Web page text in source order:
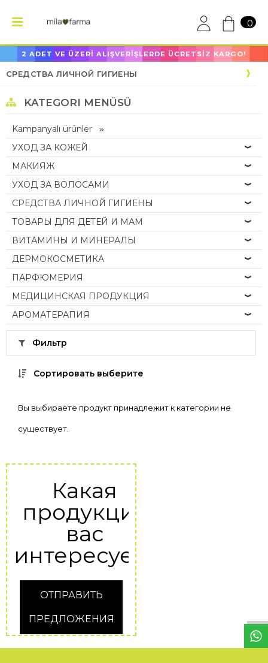
0
2 ADET VE ÜZERİ ALIŞVERİŞLERDE ÜCRETSİZ KARGO!
СРЕДСТВА ЛИЧНОЙ ГИГИЕНЫ
KATEGORI MENÜSÜ
Kampanyalı ürünler
УХОД ЗА КОЖЕЙ
МАКИЯЖ
УХОД ЗА ВОЛОСАМИ
СРЕДСТВА ЛИЧНОЙ ГИГИЕНЫ
ТОВАРЫ ДЛЯ ДЕТЕЙ И МАМ
ВИТАМИНЫ И МИНЕРАЛЫ
ДЕРМОКОСМЕТИКА
ПАРФЮМЕРИЯ
МЕДИЦИНСКАЯ ПРОДУКЦИЯ
АРОМАТЕРАПИЯ
Фильтр
Сортировать выберите
Вы выбираете продукт принадлежит к категории не
существует.
Какая
продукция
вас
интересует?
ОТПРАВИТЬ
ПРЕДЛОЖЕНИЯ